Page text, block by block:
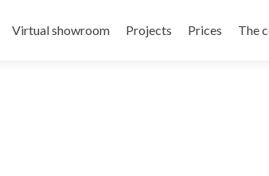
Virtual showroom Projects Prices The